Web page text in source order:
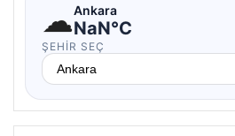
☁Ankara
NaN°C
ŞEHIR SEÇ